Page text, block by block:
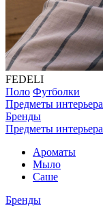
FEDELI
Поло Футболки
Предметы интерьера
Бренды
Предметы интерьера
Ароматы
Мыло
Саше
Бренды